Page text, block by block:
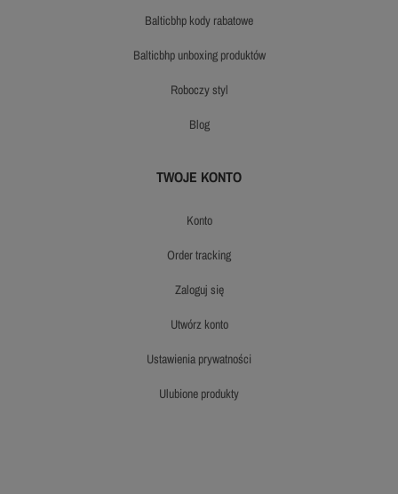
balticbhp kody rabatowe
balticbhp unboxing produktów
roboczy styl
blog
TWOJE KONTO
konto
order tracking
zaloguj się
utwórz konto
ustawienia prywatności
ulubione produkty